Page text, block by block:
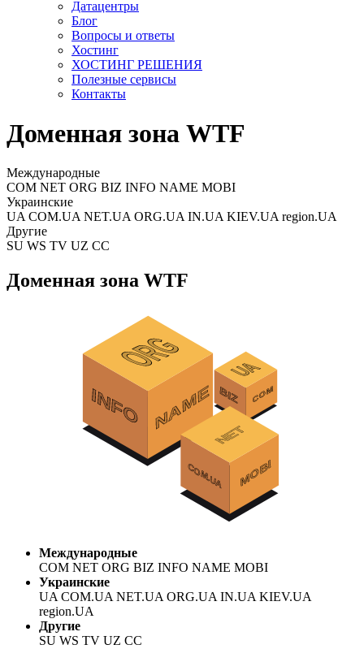
Датацентры
Блог
Вопросы и ответы
Хостинг
ХОСТИНГ РЕШЕНИЯ
Полезные сервисы
Контакты
Доменная зона WTF
Международные
COM NET ORG BIZ INFO NAME MOBI
Украинские
UA COM.UA NET.UA ORG.UA IN.UA KIEV.UA region.UA
Другие
SU WS TV UZ CC
Доменная зона WTF
Международные
COM NET ORG BIZ INFO NAME MOBI
Украинские
UA COM.UA NET.UA ORG.UA IN.UA KIEV.UA
region.UA
Другие
SU WS TV UZ CC